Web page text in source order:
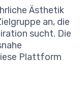
Ästhetik
an, die
sucht. Die
Plattform